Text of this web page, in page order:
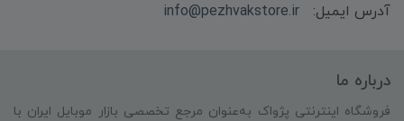
آدرس ایمیل:
info@pezhvakstore.ir
درباره ما
فروشگاه اینترنتی پژواک به‌عنوان مرجع تخصصی بازار موبایل ایران با